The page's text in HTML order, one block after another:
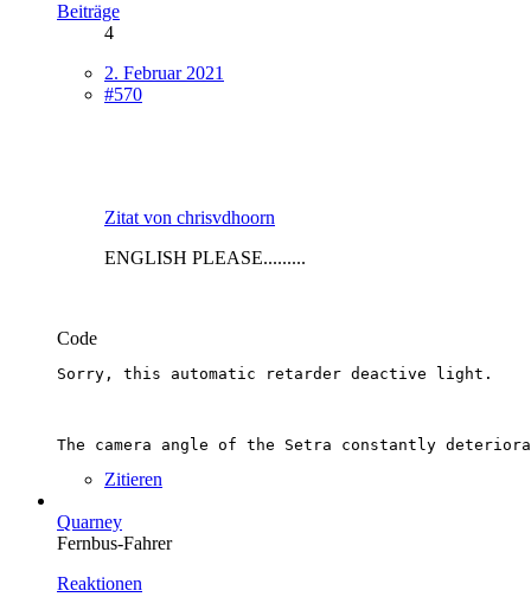
Beiträge
4
2. Februar 2021
#570
Zitat von chrisvdhoorn
ENGLISH PLEASE.........
Code
The camera angle of the Setra constantly
Zitieren
Quarney
Fernbus-Fahrer
Reaktionen